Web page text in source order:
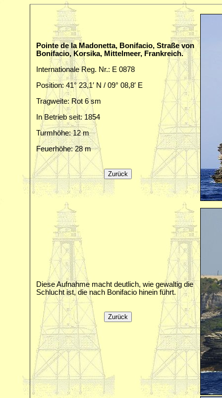
Pointe de la Madonetta, Bonifacio, Straße von
Bonifacio, Korsika, Mittelmeer, Frankreich.
Internationale Reg. Nr.: E 0878
Position: 41° 23,1′ N / 09° 08,8′ E
Tragweite: Rot 6 sm
In Betrieb seit: 1854
Turmhöhe: 12 m
Feuerhöhe: 28 m
Diese Aufnahme macht deutlich, wie gewaltig die
Schlucht ist, die nach Bonifacio hinein führt.